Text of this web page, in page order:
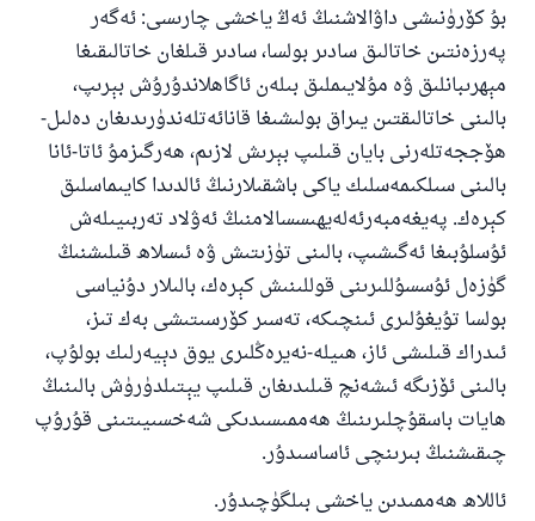
بۇ كۆرۈنىشى داۋالاشنىڭ ئەڭ ياخشى چارىسى: ئەگەر
پەرزەنتىن خاتالىق سادىر بولسا، سادىر قىلغان خاتالىقىغا
مېھرىبانلىق ۋە مۇلايىملىق بىلەن ئاگاھلاندۇرۇش بېرىپ،
بالىنى خاتالىقتىن يىراق بولىشىغا قانائەتلەندۈرىدىغان دەلىل-
ھۆججەتلەرنى بايان قىلىپ بېرىش لازىم، ھەرگىزمۇ ئاتا-ئانا
بالىنى سىلكىمەسلىك ياكى باشقىلارنىڭ ئالدىدا كايىماسلىق
كېرەك. پەيغەمبەرئەلەيھىسسالامنىڭ ئەۋلاد تەربىيىلەش
ئۇسلۇبىغا ئەگىشىپ، بالىنى تۈزىتىش ۋە ئىسلاھ قىلىشنىڭ
گۈزەل ئۇسسۇللىرىنى قوللىنىش كېرەك، بالىلار دۇنياسى
بولسا تۇيغۇلىرى ئىنچىكە، تەسىر كۆرسىتىشى بەك تىز،
ئىدراك قىلىشى ئاز، ھىيلە-نەيرەڭلىرى يوق دېيەرلىك بولۇپ،
بالىنى ئۆزىگە ئىشەنچ قىلىدىغان قىلىپ يېتىلدۈرۈش بالىنىڭ
ھايات باسقۇچلىرىنىڭ ھەممىسىدىكى شەخسىيىتىنى قۇرۇپ
چىقىشنىڭ بىرىنچى ئاساسىدۇر.
ئاللاھ ھەممىدىن ياخشى بىلگۈچىدۇر.